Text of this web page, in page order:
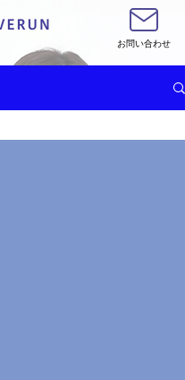
お問い合わせ